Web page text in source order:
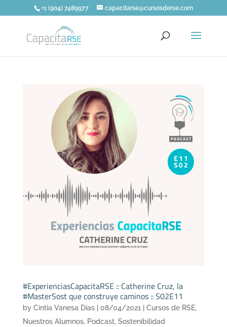
+1 (904) 7489977 capacitarse@cursosderse.com
#ExperienciasCapacitaRSE :: Catherine Cruz, la
#MasterSost que construye caminos :: S02E11
by Cintia Vanesa Días| 08/04/2021| Cursos de RSE,
Nuestros Alumnos, Podcast, Sostenibilidad